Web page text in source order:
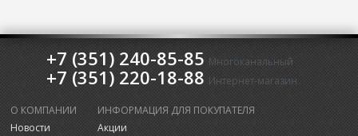
+7 (351) 240-85-85 Многоканальный
+7 (351) 220-18-88 Интернет-магазин
О КОМПАНИИ
Новости
ИНФОРМАЦИЯ ДЛЯ ПОКУПАТЕЛЯ
Акции